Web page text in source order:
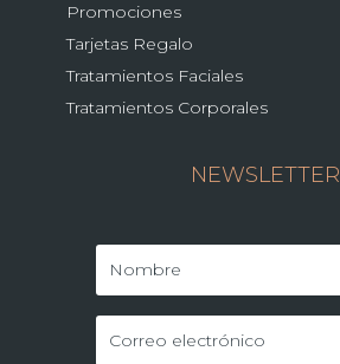
Promociones
Tarjetas Regalo
Tratamientos Faciales
Tratamientos Corporales
NEWSLETTER